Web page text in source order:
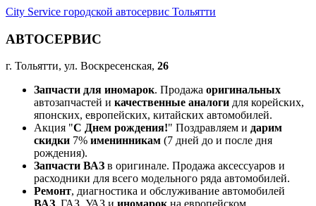
City Service городской автосервис Тольятти
АВТОСЕРВИС
г. Тольятти, ул. Воскресенская, 26
Запчасти для иномарок. Продажа оригинальных
автозапчастей и качественные аналоги для корейских,
японских, европейских, китайских автомобилей.
Акция "С Днем рождения!" Поздравляем и дарим
скидки 7% именинникам (7 дней до и после дня
рождения).
Запчасти ВАЗ в оригинале. Продажа аксессуаров и
расходники для всего модельного ряда автомобилей.
Ремонт, диагностика и обслуживание автомобилей